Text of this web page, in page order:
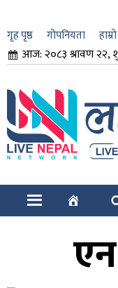
गृह पृष्ठ गोपनियता
आज: २०८३ श्रावण २२,